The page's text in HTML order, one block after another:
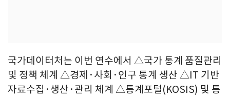
국가데이터처는 이번 연수에서 △국가 통계 품질관리
및 정책 체계 △경제·사회·인구 통계 생산 △IT 기반
자료수집·생산·관리 체계 △통계포털(KOSIS) 및 통